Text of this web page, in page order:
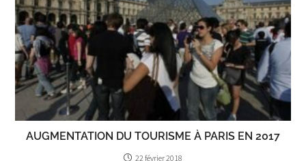
AUGMENTATION DU TOURISME À PARIS EN 2017
22 février 2018